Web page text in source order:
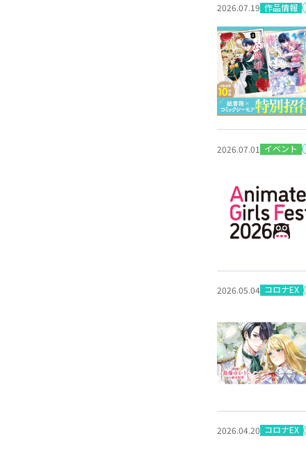
2026.07.19 作品情報
2026.07.01 イベント
2026.05.04 コロナEX
2026.04.20 コロナEX